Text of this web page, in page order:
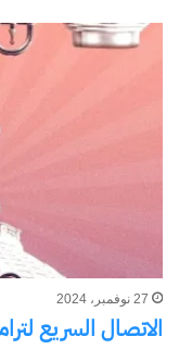
27 نوفمبر، 2024
الاتصال السريع